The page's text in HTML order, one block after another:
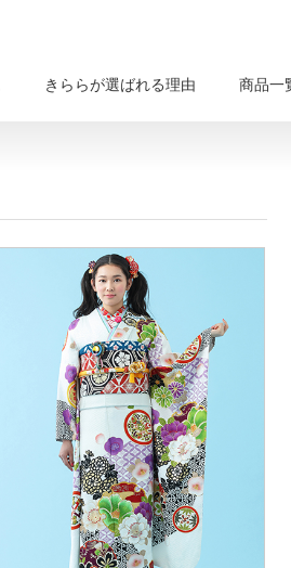
きららが選ばれる理由 商品一